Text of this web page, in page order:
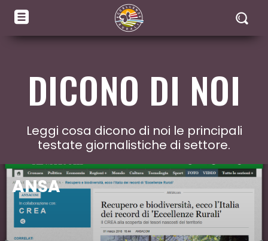
DICONO DI NOI
Leggi cosa dicono di noi le principali
testate giornalistiche di settore.
ANSA